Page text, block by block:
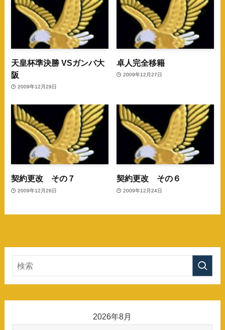
天皇杯準決勝 VSガンバ大
阪
2009年12月29日
卓人完全移籍
2009年12月27日
契約更改 その７
2009年12月26日
契約更改 その６
2009年12月24日
2026年8月